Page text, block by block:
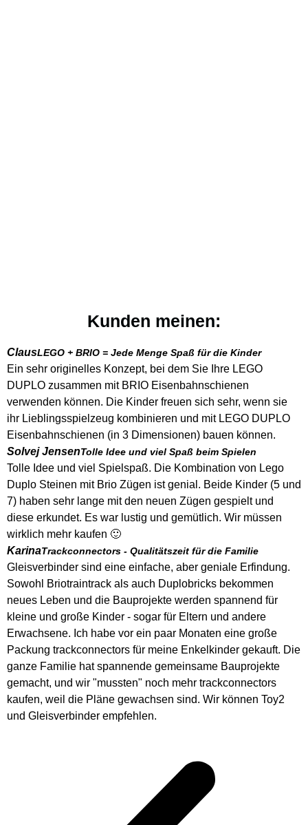
Kunden meinen:
ClausLEGO + BRIO = Jede Menge Spaß für die Kinder
Ein sehr originelles Konzept, bei dem Sie Ihre LEGO
DUPLO zusammen mit BRIO Eisenbahnschienen
verwenden können. Die Kinder freuen sich sehr, wenn sie
ihr Lieblingsspielzeug kombinieren und mit LEGO DUPLO
Eisenbahnschienen (in 3 Dimensionen) bauen können.
Solvej JensenTolle Idee und viel Spaß beim Spielen
Tolle Idee und viel Spielspaß. Die Kombination von Lego
Duplo Steinen mit Brio Zügen ist genial. Beide Kinder (5 und
7) haben sehr lange mit den neuen Zügen gespielt und
diese erkundet. Es war lustig und gemütlich. Wir müssen
wirklich mehr kaufen 🙂
KarinaTrackconnectors - Qualitätszeit für die Familie
Gleisverbinder sind eine einfache, aber geniale Erfindung.
Sowohl Briotraintrack als auch Duplobricks bekommen
neues Leben und die Bauprojekte werden spannend für
kleine und große Kinder - sogar für Eltern und andere
Erwachsene. Ich habe vor ein paar Monaten eine große
Packung trackconnectors für meine Enkelkinder gekauft. Die
ganze Familie hat spannende gemeinsame Bauprojekte
gemacht, und wir "mussten" noch mehr trackconnectors
kaufen, weil die Pläne gewachsen sind. Wir können Toy2
und Gleisverbinder empfehlen.